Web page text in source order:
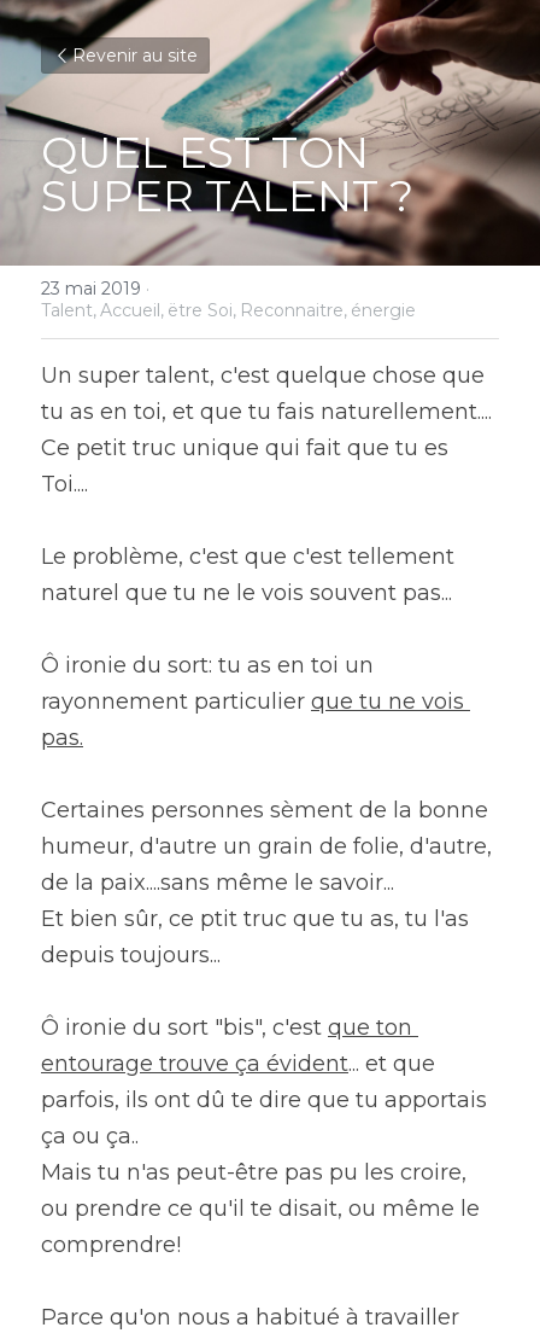
Revenir au site
QUEL EST TON
SUPER TALENT ?
23 mai 2019 ·
Talent,Accueil, ëtre Soi, Reconnaitre, énergie
Un super talent, c'est quelque chose que
tu as en toi, et que tu fais naturellement....
Ce petit truc unique qui fait que tu es
Toi....
Le problème, c'est que c'est tellement
naturel que tu ne le vois souvent pas...
Ô ironie du sort: tu as en toi un
rayonnement particulier que tu ne vois
pas.
Certaines personnes sèment de la bonne
humeur, d'autre un grain de folie, d'autre,
de la paix....sans même le savoir...
Et bien sûr, ce ptit truc que tu as, tu l'as
depuis toujours...
Ô ironie du sort "bis", c'est que ton
entourage trouve ça évident... et que
parfois, ils ont dû te dire que tu apportais
ça ou ça..
Mais tu n'as peut-être pas pu les croire,
ou prendre ce qu'il te disait, ou même le
comprendre!
Parce qu'on nous a habitué à travailler